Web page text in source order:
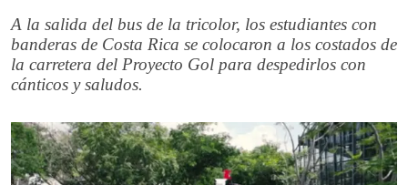
A la salida del bus de la tricolor, los estudiantes con
banderas de Costa Rica se colocaron a los costados de
la carretera del Proyecto Gol para despedirlos con
cánticos y saludos.